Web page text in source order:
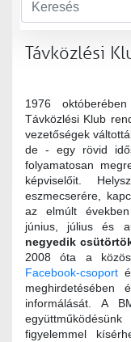
Távközlési
Távközlési
1976
Távközlési Klub
vezetőségek
de - egy rövid
folyamatosan
képviselőit.
eszmecserére,
az elmúlt
június, július és
negyedik
2008 óta a
Facebook-csoport
meghirdetésében
informálását. A
figyelemmel